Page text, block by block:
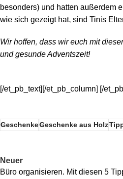
besonders) und hatten außerdem
wie sich gezeigt hat, sind Tinis
Wir hoffen, dass wir euch mit
und gesunde Adventszeit!
[/et_pb_text][/et_pb_column] [/
GeschenkeGeschenke aus Holz
Neuer
Büro organisieren. Mit diesen 5